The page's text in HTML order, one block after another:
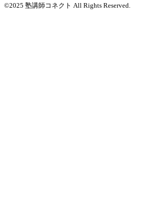
©2025 塾講師コネクト All Rights Reserved.